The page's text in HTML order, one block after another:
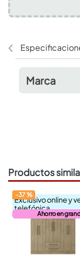
Marca
Productos
Exclusivo online y
telefónica
Ahorro en
-37%